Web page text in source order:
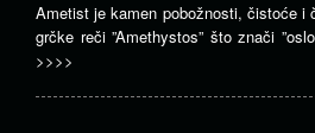
Ametist je kamen pobožnosti, čistoće i
grčke reči ”Amethystos” što znači
>>>>